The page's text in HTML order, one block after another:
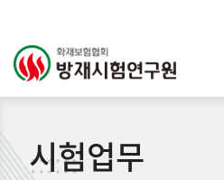
시험업무